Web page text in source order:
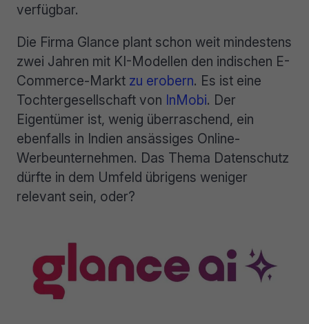
verfügbar.
Die Firma Glance plant schon weit mindestens
zwei Jahren mit KI-Modellen den indischen E-
Commerce-Markt zu erobern. Es ist eine
Tochtergesellschaft von InMobi. Der
Eigentümer ist, wenig überraschend, ein
ebenfalls in Indien ansässiges Online-
Werbeunternehmen. Das Thema Datenschutz
dürfte in dem Umfeld übrigens weniger
relevant sein, oder?